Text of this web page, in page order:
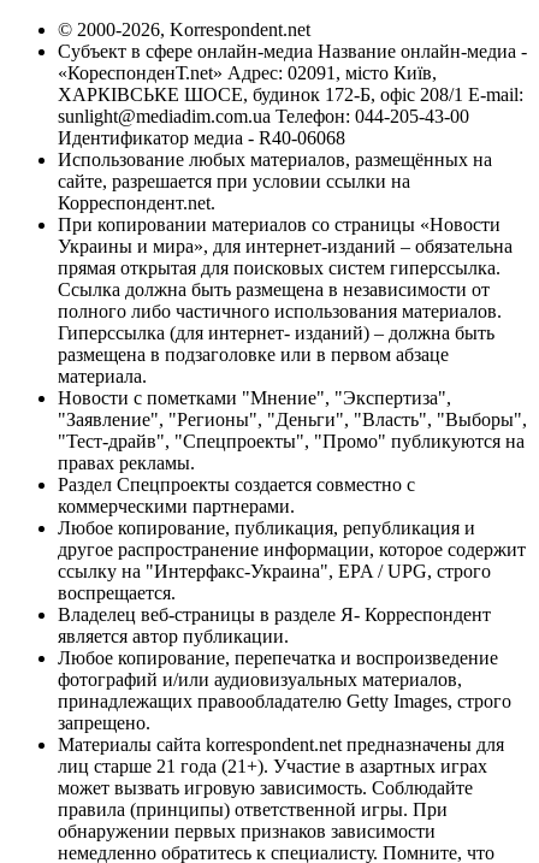
© 2000-2026, Korrespondent.net
Субъект в сфере онлайн-медиа Название онлайн-медиа -
«КореспонденТ.net» Адрес: 02091, місто Київ,
ХАРКІВСЬКЕ ШОСЕ, будинок 172-Б, офіс 208/1 E-mail:
sunlight@mediadim.com.ua Телефон: 044-205-43-00
Идентификатор медиа - R40-06068
Использование любых материалов, размещённых на
сайте, разрешается при условии ссылки на
Корреспондент.net.
При копировании материалов со страницы «Новости
Украины и мира», для интернет-изданий – обязательна
прямая открытая для поисковых систем гиперссылка.
Ссылка должна быть размещена в независимости от
полного либо частичного использования материалов.
Гиперссылка (для интернет- изданий) – должна быть
размещена в подзаголовке или в первом абзаце
материала.
Новости с пометками "Мнение", "Экспертиза",
"Заявление", "Регионы", "Деньги", "Власть", "Выборы",
"Тест-драйв", "Спецпроекты", "Промо" публикуются на
правах рекламы.
Раздел Спецпроекты создается совместно с
коммерческими партнерами.
Любое копирование, публикация, републикация и
другое распространение информации, которое содержит
ссылку на "Интерфакс-Украина", EPA / UPG, строго
воспрещается.
Владелец веб-страницы в разделе Я- Корреспондент
является автор публикации.
Любое копирование, перепечатка и воспроизведение
фотографий и/или аудиовизуальных материалов,
принадлежащих правообладателю Getty Images, строго
запрещено.
Материалы сайта korrespondent.net предназначены для
лиц старше 21 года (21+). Участие в азартных играх
может вызвать игровую зависимость. Соблюдайте
правила (принципы) ответственной игры. При
обнаружении первых признаков зависимости
немедленно обратитесь к специалисту. Помните, что